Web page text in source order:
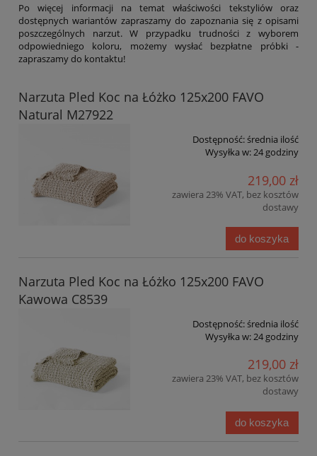
Po więcej informacji na temat właściwości tekstyliów oraz
dostępnych wariantów zapraszamy do zapoznania się z opisami
poszczególnych narzut. W przypadku trudności z wyborem
odpowiedniego koloru, możemy wysłać bezpłatne próbki -
zapraszamy do kontaktu!
Narzuta Pled Koc na Łóżko 125x200 FAVO
Natural M27922
Dostępność:średnia ilość
Wysyłka w:24 godziny
219,00 zł
zawiera 23% VAT, bez kosztów
dostawy
do koszyka
Narzuta Pled Koc na Łóżko 125x200 FAVO
Kawowa C8539
Dostępność:średnia ilość
Wysyłka w: 24 godziny
219,00 zł
zawiera 23% VAT, bez kosztów
dostawy
do koszyka